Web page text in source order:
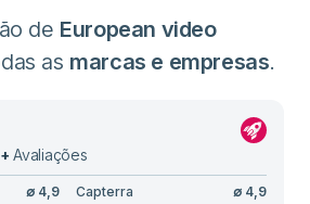
de European video
as marcas e empresas.
+ Avaliações
∅ 4,9 Capterra ∅ 4,9